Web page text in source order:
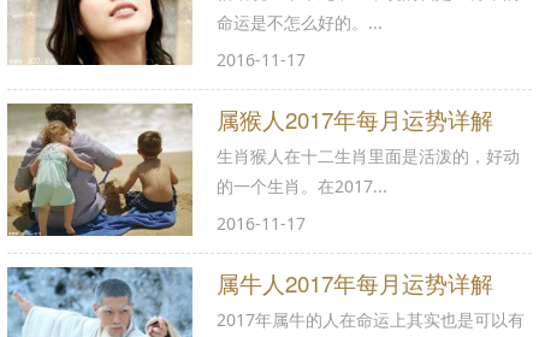
命运是不怎么好的。...
2016-11-17
属猴人2017年每月运势详解
生肖猴人在十二生肖里面是活泼的，好动
的一个生肖。在2017...
2016-11-17
属牛人2017年每月运势详解
2017年属牛的人在命运上其实也是可以有